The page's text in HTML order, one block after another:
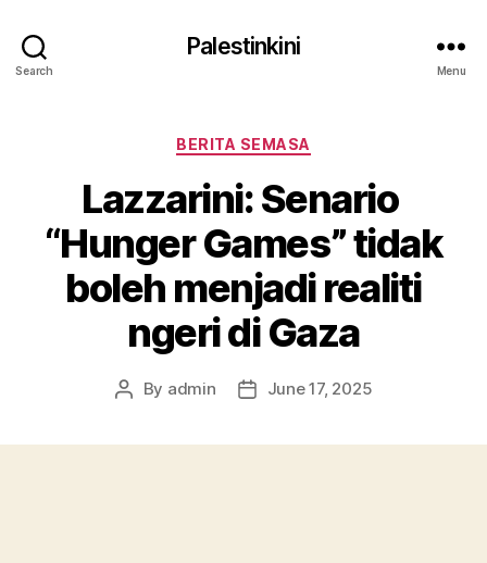
Search
Palestinkini
Menu
Categories
BERITA SEMASA
Lazzarini: Senario
“Hunger Games” tidak
boleh menjadi realiti
ngeri di Gaza
Post
By admin
PostJune 17, 2025